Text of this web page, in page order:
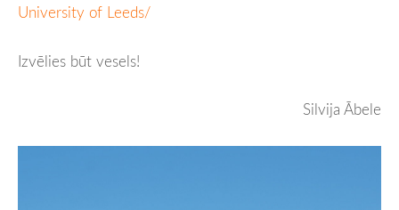
University of Leeds/
Izvēlies būt vesels!
Silvija Ābele